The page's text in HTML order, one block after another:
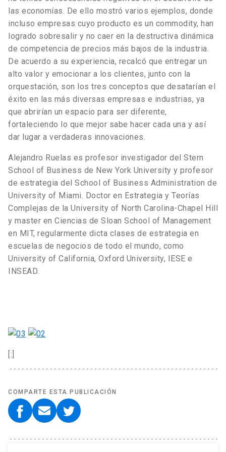
las economías. De ello mostró varios ejemplos, donde
incluso empresas cuyo producto es un commodity, han
logrado sobresalir y no caer en la destructiva dinámica
de competencia de precios más bajos de la industria.
De acuerdo a su experiencia, recalcó que entregar un
alto valor y emocionar a los clientes, junto con la
orquestación, son los tres conceptos que desatarían el
éxito en las más diversas empresas e industrias, ya
que abrirían un espacio para ser diferente,
fortaleciendo lo que mejor sabe hacer cada una y así
dar lugar a verdaderas innovaciones.
Alejandro Ruelas es profesor investigador del Stern
School of Business de New York University y profesor
de estrategia del School of Business Administration de
University of Miami. Doctor en Estrategia y Teorías
Complejas de la University of North Carolina-Chapel Hill
y master en Ciencias de Sloan School of Management
en MIT, regularmente dicta clases de estrategia en
escuelas de negocios de todo el mundo, como
University of California, Oxford University, IESE e
INSEAD.
[:]
COMPARTE ESTA PUBLICACIÓN